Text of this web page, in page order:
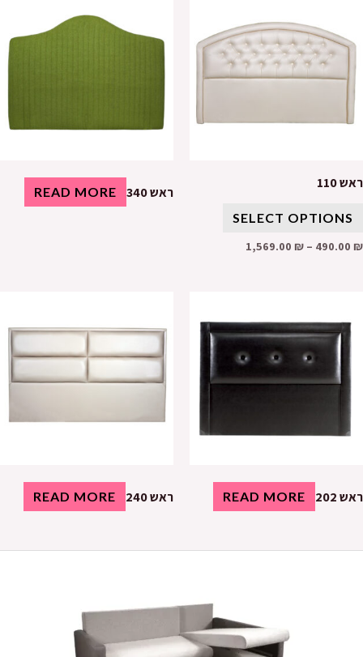
ראש 110
SELECT OPTIONS
490.00 ₪
–
1,569.00 ₪
ראש 340 READ MORE
ראש 202 READ MORE ראש 240 READ MORE